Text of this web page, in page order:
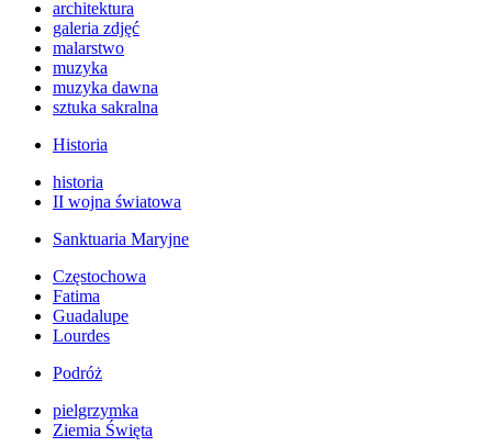
architektura
galeria zdjęć
malarstwo
muzyka
muzyka dawna
sztuka sakralna
Historia
historia
II wojna światowa
Sanktuaria Maryjne
Częstochowa
Fatima
Guadalupe
Lourdes
Podróż
pielgrzymka
Ziemia Święta